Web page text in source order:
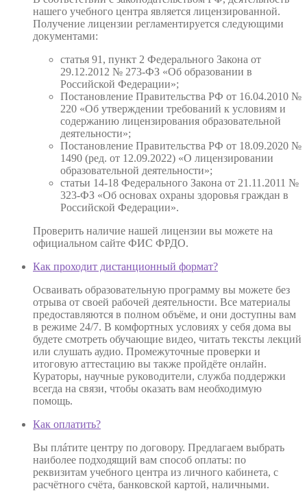
нашего учебного центра является лицензированной.
Получение лицензии регламентируется следующими
документами:
статья 91, пункт 2 Федерального Закона от
29.12.2012 № 273-ФЗ «Об образовании в
Российской Федерации»;
Постановление Правительства РФ от 16.04.2010 №
220 «Об утверждении требований к условиям и
содержанию лицензирования образовательной
деятельности»;
Постановление Правительства РФ от 18.09.2020 №
1490 (ред. от 12.09.2022) «О лицензировании
образовательной деятельности»;
статьи 14-18 Федерального Закона от 21.11.2011 №
323-ФЗ «Об основах охраны здоровья граждан в
Российской Федерации».
Проверить наличие нашей лицензии вы можете на
официальном сайте ФИС ФРДО.
Как проходит дистанционный формат?
Осваивать образовательную программу вы можете без
отрыва от своей рабочей деятельности. Все материалы
предоставляются в полном объёме, и они доступны вам
в режиме 24/7. В комфортных условиях у себя дома вы
будете смотреть обучающие видео, читать тексты лекций
или слушать аудио. Промежуточные проверки и
итоговую аттестацию вы также пройдёте онлайн.
Кураторы, научные руководители, служба поддержки
всегда на связи, чтобы оказать вам необходимую
помощь.
Как оплатить?
Вы плáтите центру по договору. Предлагаем выбрать
наиболее подходящий вам способ оплаты: по
реквизитам учебного центра из личного кабинета, с
расчётного счёта, банковской картой, наличными.